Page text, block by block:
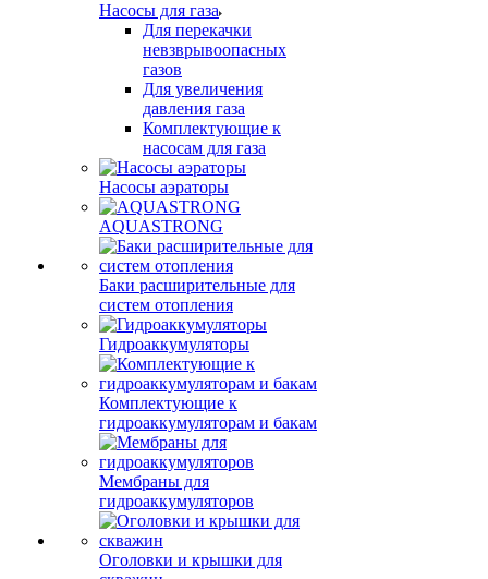
Насосы для газа
Для перекачки
невзврывоопасных
газов
Для увеличения
давления газа
Комплектующие к
насосам для газа
Насосы аэраторы
AQUASTRONG
Баки расширительные для
систем отопления
Гидроаккумуляторы
Комплектующие к
гидроаккумуляторам и бакам
Мембраны для
гидроаккумуляторов
Оголовки и крышки для